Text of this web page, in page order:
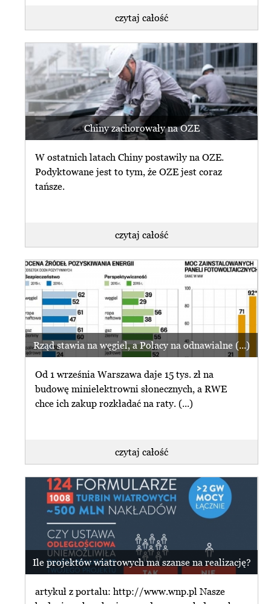
czytaj całość
Chiny zachorowały na OZE
W ostatnich latach Chiny postawiły na OZE.
Podyktowane jest to tym, że OZE jest coraz
tańsze.
czytaj całość
Rząd stawia na węgiel, a Polacy na odnawialne (...)
Od 1 września Warszawa daje 15 tys. zł na
budowę minielektrowni słonecznych, a RWE
chce ich zakup rozkładać na raty. (...)
czytaj całość
Ile projektów wiatrowych ma szanse na realizację?
artykuł z portalu: http://www.wnp.pl Nasze